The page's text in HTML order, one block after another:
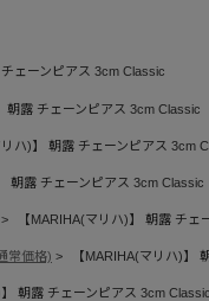
ェーンピアス 3cm Classic
朝露 チェーンピアス 3cm Classic
リハ)】 朝露 チェーンピアス 3cm
朝露 チェーンピアス 3cm Classic
【MARIHA(マリハ)】 朝露 チェ
常価格) 【MARIHA(マリハ)】
】 朝露 チェーンピアス 3cm Classic